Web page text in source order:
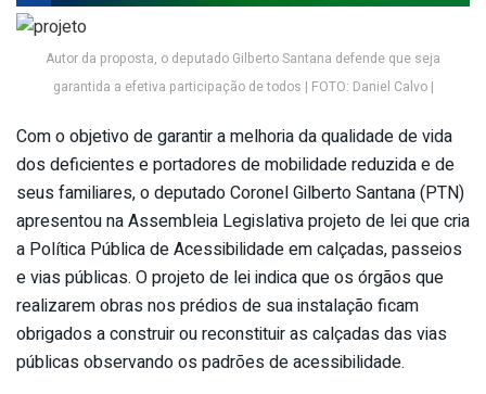
Autor da proposta, o deputado Gilberto Santana defende que seja
garantida a efetiva participação de todos | FOTO: Daniel Calvo |
Com o objetivo de garantir a melhoria da qualidade de vida
dos deficientes e portadores de mobilidade reduzida e de
seus familiares, o deputado Coronel Gilberto Santana (PTN)
apresentou na Assembleia Legislativa projeto de lei que cria
a Política Pública de Acessibilidade em calçadas, passeios
e vias públicas. O projeto de lei indica que os órgãos que
realizarem obras nos prédios de sua instalação ficam
obrigados a construir ou reconstituir as calçadas das vias
públicas observando os padrões de acessibilidade.